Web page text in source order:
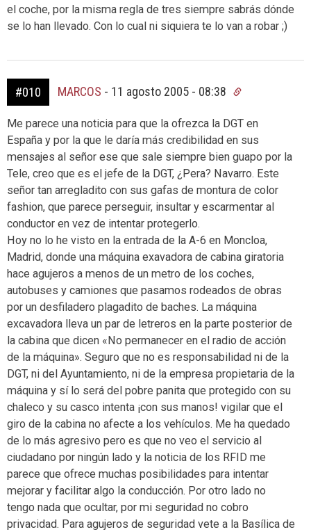
el coche, por la misma regla de tres siempre sabrás dónde
se lo han llevado. Con lo cual ni siquiera te lo van a robar ;)
#010 MARCOS - 11 agosto 2005 - 08:38
Me parece una noticia para que la ofrezca la DGT en
España y por la que le daría más credibilidad en sus
mensajes al señor ese que sale siempre bien guapo por la
Tele, creo que es el jefe de la DGT, ¿Pera? Navarro. Este
señor tan arregladito con sus gafas de montura de color
fashion, que parece perseguir, insultar y escarmentar al
conductor en vez de intentar protegerlo.
Hoy no lo he visto en la entrada de la A-6 en Moncloa,
Madrid, donde una máquina exavadora de cabina giratoria
hace agujeros a menos de un metro de los coches,
autobuses y camiones que pasamos rodeados de obras
por un desfiladero plagadito de baches. La máquina
excavadora lleva un par de letreros en la parte posterior de
la cabina que dicen «No permanecer en el radio de acción
de la máquina». Seguro que no es responsabilidad ni de la
DGT, ni del Ayuntamiento, ni de la empresa propietaria de la
máquina y sí lo será del pobre panita que protegido con su
chaleco y su casco intenta ¡con sus manos! vigilar que el
giro de la cabina no afecte a los vehículos. Me ha quedado
de lo más agresivo pero es que no veo el servicio al
ciudadano por ningún lado y la noticia de los RFID me
parece que ofrece muchas posibilidades para intentar
mejorar y facilitar algo la conducción. Por otro lado no
tengo nada que ocultar, por mi seguridad no cobro
privacidad. Para agujeros de seguridad vete a la Basílica de